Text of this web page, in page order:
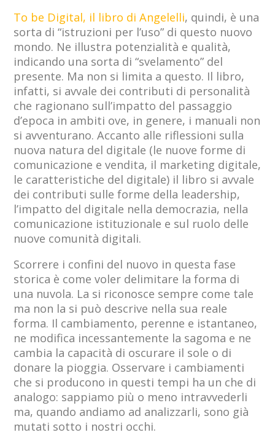
To be Digital, il libro di Angelelli, quindi, è una
sorta di “istruzioni per l’uso” di questo nuovo
mondo. Ne illustra potenzialità e qualità,
indicando una sorta di “svelamento” del
presente. Ma non si limita a questo. Il libro,
infatti, si avvale dei contributi di personalità
che ragionano sull’impatto del passaggio
d’epoca in ambiti ove, in genere, i manuali non
si avventurano. Accanto alle riflessioni sulla
nuova natura del digitale (le nuove forme di
comunicazione e vendita, il marketing digitale,
le caratteristiche del digitale) il libro si avvale
dei contributi sulle forme della leadership,
l’impatto del digitale nella democrazia, nella
comunicazione istituzionale e sul ruolo delle
nuove comunità digitali.
Scorrere i confini del nuovo in questa fase
storica è come voler delimitare la forma di
una nuvola. La si riconosce sempre come tale
ma non la si può descrive nella sua reale
forma. Il cambiamento, perenne e istantaneo,
ne modifica incessantemente la sagoma e ne
cambia la capacità di oscurare il sole o di
donare la pioggia. Osservare i cambiamenti
che si producono in questi tempi ha un che di
analogo: sappiamo più o meno intravvederli
ma, quando andiamo ad analizzarli, sono già
mutati sotto i nostri occhi.